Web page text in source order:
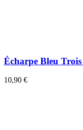
Écharpe Bleu
10,90 €